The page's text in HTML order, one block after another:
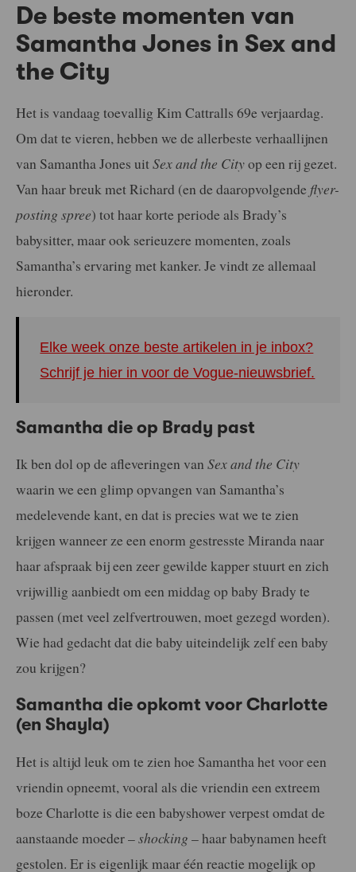
De beste momenten van
Samantha Jones in Sex and
the City
Het is vandaag toevallig Kim Cattralls 69e verjaardag.
Om dat te vieren, hebben we de allerbeste verhaallijnen
van Samantha Jones uitSex and the Cityop een rij gezet.
Van haar breuk met Richard (en de daaropvolgende flyer-
posting spree) tot haar korte periode als Brady’s
babysitter, maar ook serieuzere momenten, zoals
Samantha’s ervaring met kanker. Je vindt ze allemaal
hieronder.
Elke week onze beste artikelen in je inbox?
Schrijf je hier in voor de Vogue-nieuwsbrief.
Samantha die op Brady past
Ik ben dol op de afleveringen van Sex and the City
waarin we een glimp opvangen van Samantha’s
medelevende kant, en dat is precies wat we te zien
krijgen wanneer ze een enorm gestresste Miranda naar
haar afspraak bij een zeer gewilde kapper stuurt en zich
vrijwillig aanbiedt om een middag op baby Brady te
passen (met veel zelfvertrouwen, moet gezegd worden).
Wie had gedacht dat die baby uiteindelijk zelf een baby
zou krijgen?
Samantha die opkomt voor Charlotte
(en Shayla)
Het is altijd leuk om te zien hoe Samantha het voor een
vriendin opneemt, vooral als die vriendin een extreem
boze Charlotte is die een babyshower verpest omdat de
aanstaande moeder –shocking – haar babynamen heeft
gestolen. Er is eigenlijk maar één reactie mogelijk op